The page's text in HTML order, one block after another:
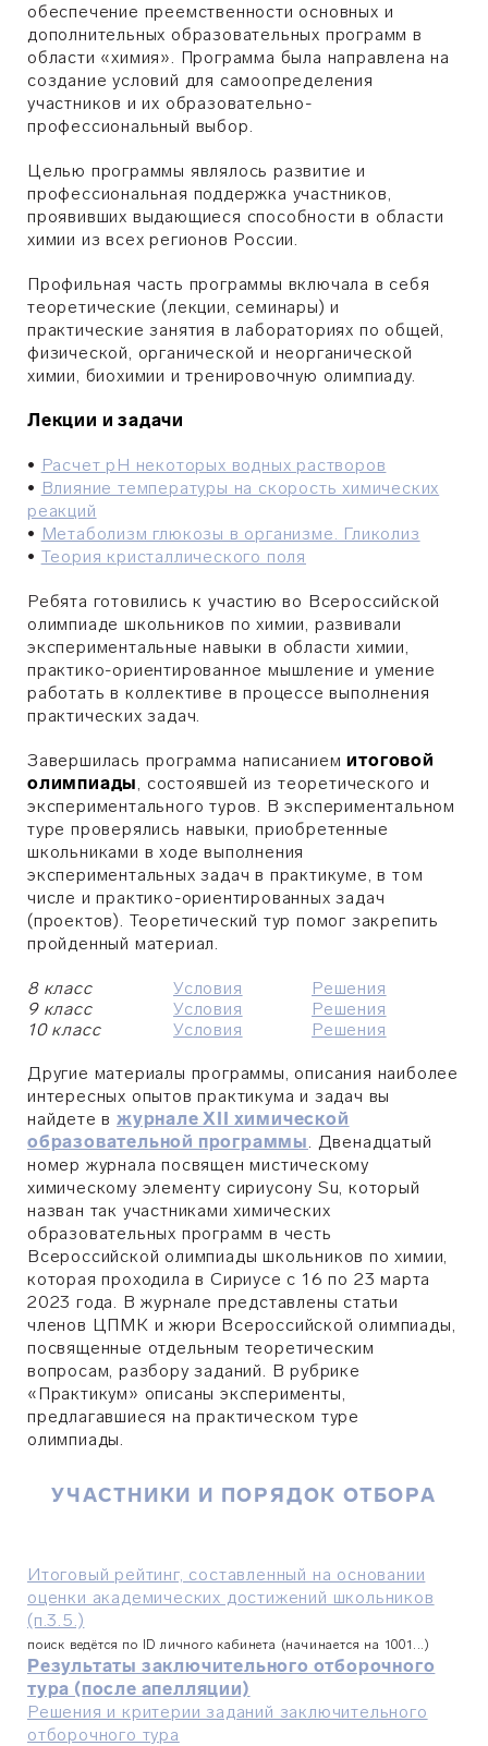
обеспечение преемственности основных и
дополнительных образовательных программ в
области «химия». Программа была направлена на
создание условий для самоопределения
участников и их образовательно-
профессиональный выбор.
Целью программы являлось развитие и
профессиональная поддержка участников,
проявивших выдающиеся способности в области
химии из всех регионов России.
Профильная часть программы включала в себя
теоретические (лекции, семинары) и
практические занятия в лабораториях по общей,
физической, органической и неорганической
химии, биохимии и тренировочную олимпиаду.
Лекции и задачи
• Расчет pH некоторых водных растворов
• Влияние температуры на скорость химических
реакций
• Метаболизм глюкозы в организме. Гликолиз
• Теория кристаллического поля
Ребята готовились к участию во Всероссийской
олимпиаде школьников по химии, развивали
экспериментальные навыки в области химии,
практико-ориентированное мышление и умение
работать в коллективе в процессе выполнения
практических задач.
Завершилась программа написаниемитоговой
олимпиады, состоявшей из теоретического и
экспериментального туров. В экспериментальном
туре проверялись навыки, приобретенные
школьниками в ходе выполнения
экспериментальных задач в практикуме, в том
числе и практико-ориентированных задач
(проектов). Теоретический тур помог закрепить
пройденный материал.
8 класс Условия
Решения
9 класс
Условия
Решения
10 класс
Условия Решения
Другие материалы программы, описания наиболее
интересных опытов практикума и задач вы
найдете вжурнале XII химической
образовательной программы. Двенадцатый
номер журнала посвящен мистическому
химическому элементу сириусону Su, который
назван так участниками химических
образовательных программ в честь
Всероссийской олимпиады школьников по химии,
которая проходила в Сириусе с 16 по 23 марта
2023 года. В журнале представлены статьи
членов ЦПМК и жюри Всероссийской олимпиады,
посвященные отдельным теоретическим
вопросам, разбору заданий. В рубрике
«Практикум» описаны эксперименты,
предлагавшиеся на практическом туре
олимпиады.
УЧАСТНИКИ И ПОРЯДОК ОТБОРА
Итоговый рейтинг, составленный на основании
оценки академических достижений школьников
(п.3.5.)
поиск ведётся по ID личного кабинета (начинается на 1001...)
Результаты заключительного отборочного
тура (после апелляции)
Решения и критерии заданий заключительного
отборочного тура